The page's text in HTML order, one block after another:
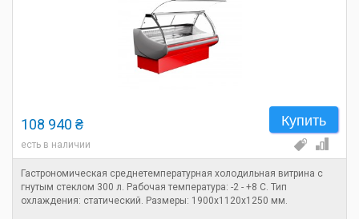
Купить
108 940 ₴
есть в наличии
Гастрономическая среднетемпературная холодильная витрина с
гнутым стеклом 300 л. Рабочая температура: -2 - +8 C. Тип
охлаждения: статический. Размеры: 1900х1120х1250 мм.